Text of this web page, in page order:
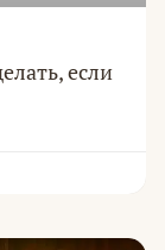
если